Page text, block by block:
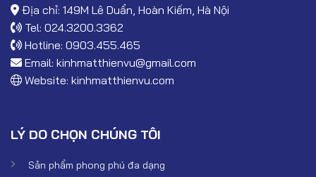
Địa chỉ: 149M Lê Duẩn, Hoàn Kiếm, Hà Nội
Tel: 024.3200.3362
Hotline: 0903.455.465
Email: kinhmatthienvu@gmail.com
Website: kinhmatthienvu.com
LÝ DO CHỌN CHÚNG TÔI
Sản phẩm phong phú đa dạng